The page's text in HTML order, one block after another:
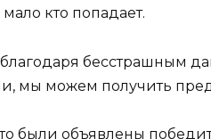
кто попадает.
бесстрашным
мы можем получить
были объявлены